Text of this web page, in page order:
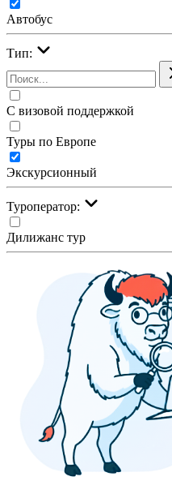
Автобус
Тип:
С визовой поддержкой
Туры по Европе
Экскурсионный
Туроператор:
Дилижанс тур